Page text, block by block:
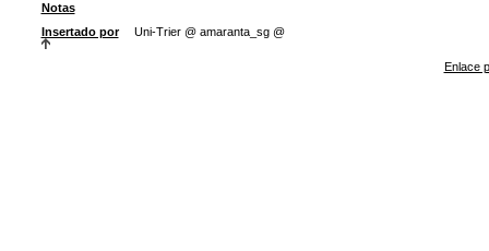
Notas
Insertado por
Uni-Trier @ amaranta_sg @
Enlace